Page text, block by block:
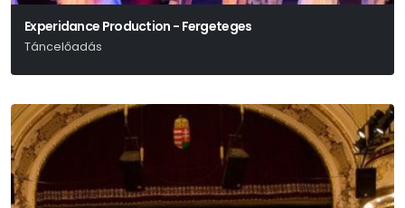
Experidance Production - Fergeteges
Táncelőadás